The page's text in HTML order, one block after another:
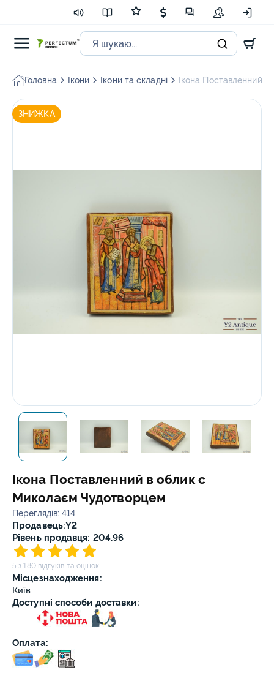
Головна Ікони Ікони та складні Ікона Поставленний
ЗНИЖКА
Ікона Поставленний в облик с
Миколаєм Чудотворцем
Переглядів: 414
Продавець:Y2
Рівень продавця: 204.96
5 з 180 відгуків та оцінок
Місцезнаходження:
Київ
Доступні способи доставки:
Оплата: